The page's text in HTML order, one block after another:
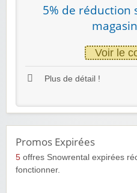
5% de réduction
Voir le
Plus de détail !
Promos Expirées
5 offres Snowrental expirées
fonctionner.